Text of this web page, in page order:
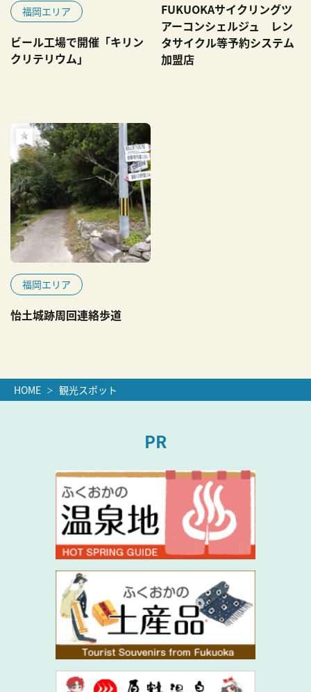
福岡エリア
ビール工場で開催「キリン
クリテリウム」
FUKUOKAサイクリングツ
アーコンシェルジュ レン
タサイクル等予約システム
加盟店
福岡エリア
怡土城跡周回連絡歩道
HOME 観光スポット
PR